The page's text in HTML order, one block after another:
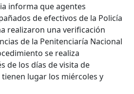
informa que agentes
de efectivos de la Policía
realizaron una verificación
de la Penitenciaría Nacional
se realiza
de los días de visita de
lugar los miércoles y